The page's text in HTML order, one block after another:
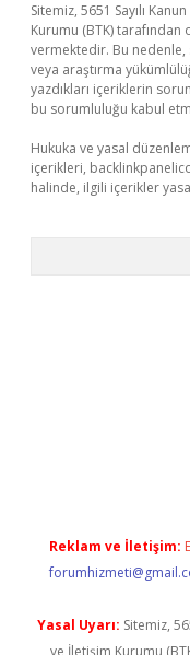
Sitemiz, 5651 Sayılı
Kurumu (BTK) tarafından
vermektedir. Bu
veya araştırma
yazdıkları içeriklerin
bu sorumluluğu kabul
Hukuka ve yasal
içerikleri,
halinde, ilgili içerikler
Reklam ve İletişim:
Yasal Uyarı: Sitemiz,
ve İletişim Kurumu